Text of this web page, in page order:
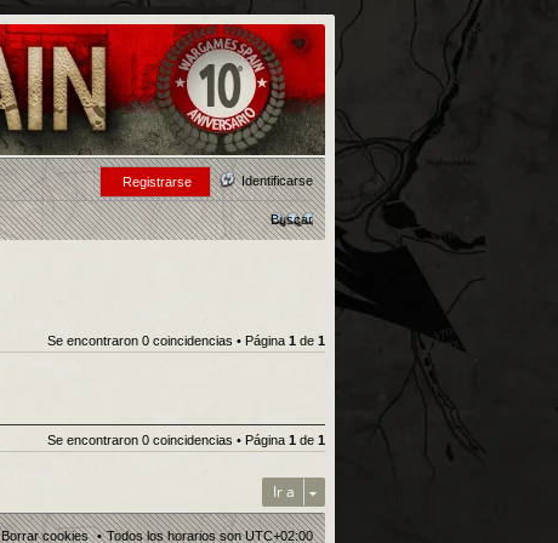
Identificarse
Registrarse
Buscar
Se encontraron 0 coincidencias • Página 1 de 1
Se encontraron 0 coincidencias • Página 1 de 1
Ir a
Todos los horarios sonUTC+02:00
Borrar cookies